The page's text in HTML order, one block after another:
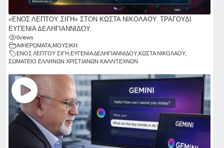
«ΕΝΟΣ ΛΕΠΤΟΥ ΣΙΓΗ» ΣΤΟΝ ΚΩΣΤΑ ΝΙΚΟΛΑΟΥ. ΤΡΑΓΟΥΔΙ
ΕΥΓΕΝΙΑ ΔΕΛΗΓΙΑΝΝΙΔΟΥ.
0views
ΑΦΙΕΡΩΜΑΤΑ ΜΟΥΣΙΚΗ
ΕΝΟΣ ΛΕΠΤΟΥ ΣΙΓΗ ΕΥΓΕΝΙΑ ΔΕΛΗΓΙΑΝΝΙΔΟΥ ΚΩΣΤΑ ΝΙΚΟΛΑΟΥ
ΣΩΜΑΤΕΙΟ ΕΛΛΗΝΩΝ ΧΡΙΣΤΙΑΝΩΝ ΚΑΛΛΙΤΕΧΝΩΝ